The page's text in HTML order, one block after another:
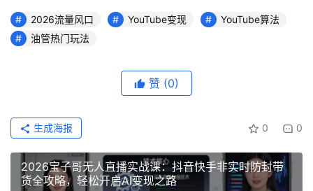
2026流量风口 YouTube变现
YouTube算法
油管热门玩法
赞 (0)
0 0
生成海报
2026宝子哥无人直播实战课：抖音快手非实时防封带
货全攻略，轻松开启AI变现之路